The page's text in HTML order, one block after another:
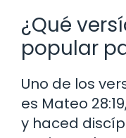
¿Qué
popular
Uno de los
es Mateo
y haced